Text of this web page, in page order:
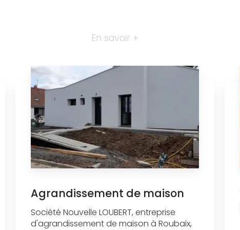
En savoir +
Agrandissement de maison
Société Nouvelle LOUBERT, entreprise
d'agrandissement de maison à Roubaix,